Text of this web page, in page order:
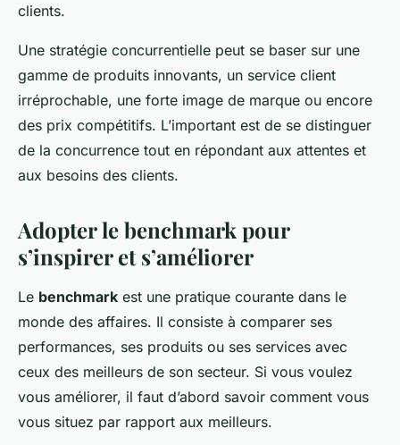
clients.
Une stratégie concurrentielle peut se baser sur une
gamme de produits innovants, un service client
irréprochable, une forte image de marque ou encore
des prix compétitifs. L’important est de se distinguer
de la concurrence tout en répondant aux attentes et
aux besoins des clients.
Adopter le benchmark pour
s’inspirer et s’améliorer
Le benchmark est une pratique courante dans le
monde des affaires. Il consiste à comparer ses
performances, ses produits ou ses services avec
ceux des meilleurs de son secteur. Si vous voulez
vous améliorer, il faut d’abord savoir comment vous
vous situez par rapport aux meilleurs.